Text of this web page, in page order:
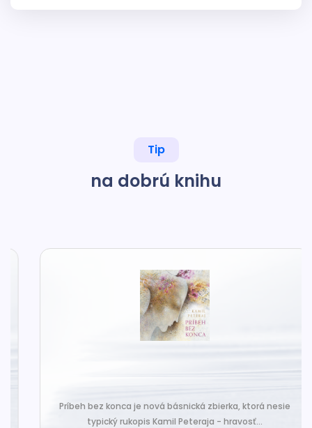
Tip
na dobrú knihu
Príbeh bez konca je nová básnická zbierka, ktorá nesie
typický rukopis Kamil Peteraja - hravosť...